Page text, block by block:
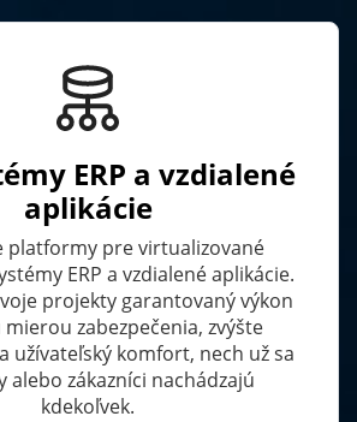
ERP a vzdialené
aplikácie
platformy pre virtualizované
ERP a vzdialené aplikácie.
projekty garantovaný výkon
zabezpečenia, zvýšte
užívateľský komfort, nech už sa
alebo zákazníci nachádzajú
kdekoľvek.